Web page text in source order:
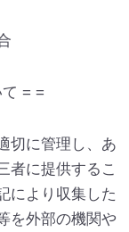
= =
切に管理し、あ
者に提供するこ
により収集した
を外部の機関や